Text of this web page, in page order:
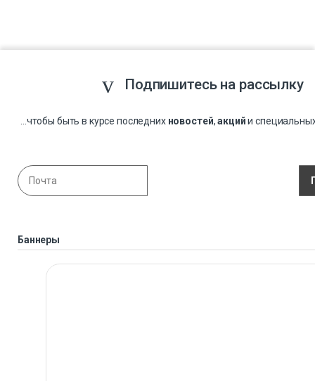
Подпишитесь на рассылку
...чтобы быть в курсе последних новостей,акцийи
Баннеры